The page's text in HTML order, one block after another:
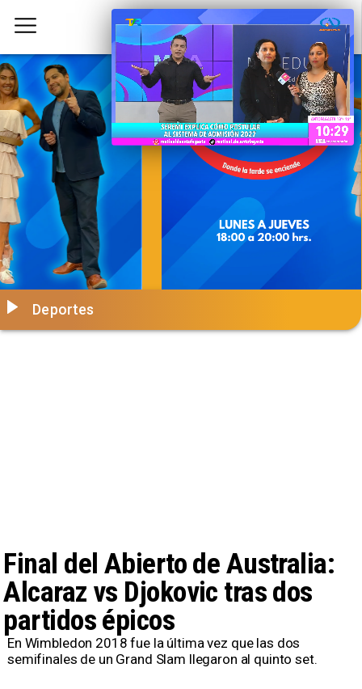
Final del Abierto de Australia:
Alcaraz vs Djokovic tras dos
partidos épicos
Deportes
En Wimbledon 2018 fue la última vez que las dos
semifinales de un Grand Slam llegaron al quinto set.